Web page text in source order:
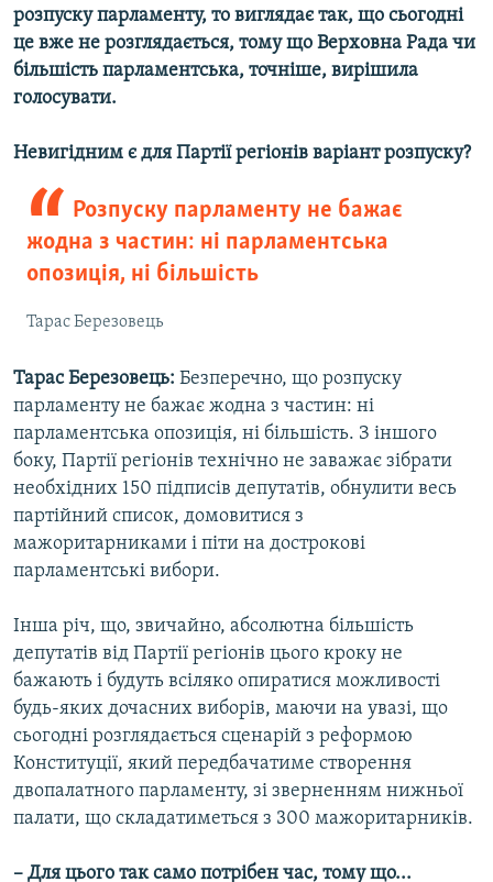
розпуску парламенту, то виглядає так, що сьогодні
це вже не розглядається, тому що Верховна Рада чи
більшість парламентська, точніше, вирішила
голосувати.
Невигідним є для Партії регіонів варіант розпуску?
Розпуску парламенту не бажає
жодна з частин: ні парламентська
опозиція, ні більшість
Тарас Березовець
Тарас Березовець: Безперечно, що розпуску
парламенту не бажає жодна з частин: ні
парламентська опозиція, ні більшість. З іншого
боку, Партії регіонів технічно не заважає зібрати
необхідних 150 підписів депутатів, обнулити весь
партійний список, домовитися з
мажоритарниками і піти на дострокові
парламентські вибори.
Інша річ, що, звичайно, абсолютна більшість
депутатів від Партії регіонів цього кроку не
бажають і будуть всіляко опиратися можливості
будь-яких дочасних виборів, маючи на увазі, що
сьогодні розглядається сценарій з реформою
Конституції, який передбачатиме створення
двопалатного парламенту, зі зверненням нижньої
палати, що складатиметься з 300 мажоритарників.
– Для цього так само потрібен час, тому що...